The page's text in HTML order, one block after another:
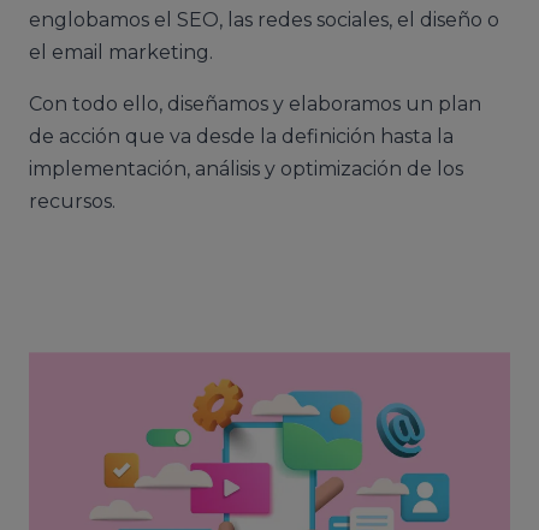
englobamos el SEO, las redes sociales, el diseño o
el email marketing.
Con todo ello, diseñamos y elaboramos un plan
de acción que va desde la definición hasta la
implementación, análisis y optimización de los
recursos.